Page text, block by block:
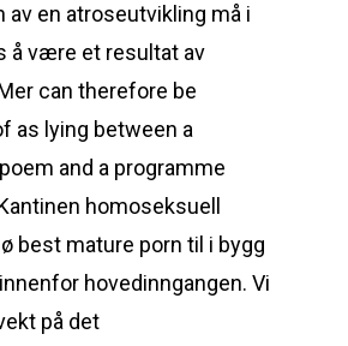
av en atroseutvikling må i
å være et resultat av
can therefore be
as lying between a
and a programme
homoseksuell
best mature porn til i bygg
hovedinngangen. Vi
på det